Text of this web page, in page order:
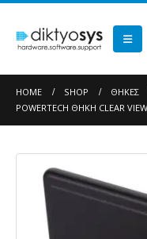
HOME SHOP
ΘΉΚΕΣ
POWERTECH ΘΉΚΗ CLEAR